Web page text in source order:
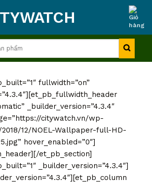
fullwidth=”on”
_builder_version=”4.3.4″
citywatch.vn/wp-
12/NOEL-Wallpaper-full-HD-
hover_enabled=”0″]
et_pb_section]
_builder_version=”4.3.4″]